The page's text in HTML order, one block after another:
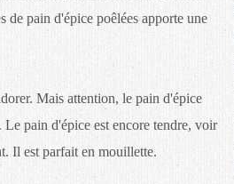
de pain d'épice poêlées apporte une
Mais attention, le pain d'épice
Le pain d'épice est encore tendre, voir
Il est parfait en mouillette.